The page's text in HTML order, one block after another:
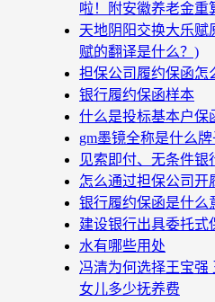
啦！附安徽养老金重
天地阴阳交换大乐赋
赋的翻译是什么？)
担保公司履约保函怎
银行履约保函样本
什么是投标基本户保
gm墨镜全称是什么
见索即付、无条件银
怎么通过担保公司开
银行履约保函是什么
建设银行出具委托式
水有哪些用处
冯清为何选择王宝强
女儿多少抚养费